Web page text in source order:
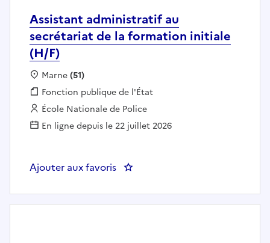
Assistant administratif au
secrétariat de la formation initiale
(H/F)
Localisation :
Marne(51)
Fonction publique :
Fonction publique de l'État
Employeur :
École Nationale de Police
En ligne depuis le 22 juillet 2026
Ajouter aux favoris : Assistant administratif au